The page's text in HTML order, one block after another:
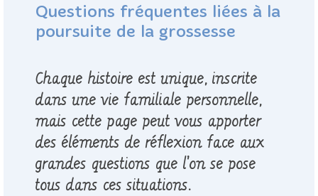
Questions fréquentes liées à la
poursuite de la grossesse
Chaque histoire est unique, inscrite
dans une vie familiale personnelle,
mais cette page peut vous apporter
des éléments de réflexion face aux
grandes questions que l’on se pose
tous dans ces situations.